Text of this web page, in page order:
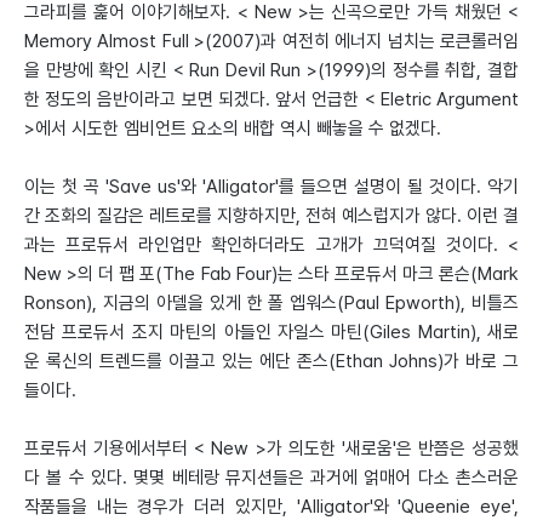
그라피를 훑어 이야기해보자. < New >는 신곡으로만 가득 채웠던 <
Memory Almost Full >(2007)과 여전히 에너지 넘치는 로큰롤러임
을 만방에 확인 시킨 < Run Devil Run >(1999)의 정수를 취합, 결합
한 정도의 음반이라고 보면 되겠다. 앞서 언급한 < Eletric Argument
>에서 시도한 엠비언트 요소의 배합 역시 빼놓을 수 없겠다.
이는 첫 곡 'Save us'와 'Alligator'를 들으면 설명이 될 것이다. 악기
간 조화의 질감은 레트로를 지향하지만, 전혀 예스럽지가 않다. 이런 결
과는 프로듀서 라인업만 확인하더라도 고개가 끄덕여질 것이다. <
New >의 더 팹 포(The Fab Four)는 스타 프로듀서 마크 론슨(Mark
Ronson), 지금의 아델을 있게 한 폴 엡워스(Paul Epworth), 비틀즈
전담 프로듀서 조지 마틴의 아들인 자일스 마틴(Giles Martin), 새로
운 록신의 트렌드를 이끌고 있는 에단 존스(Ethan Johns)가 바로 그
들이다.
프로듀서 기용에서부터 < New >가 의도한 '새로움'은 반쯤은 성공했
다 볼 수 있다. 몇몇 베테랑 뮤지션들은 과거에 얽매어 다소 촌스러운
작품들을 내는 경우가 더러 있지만, 'Alligator'와 'Queenie eye',